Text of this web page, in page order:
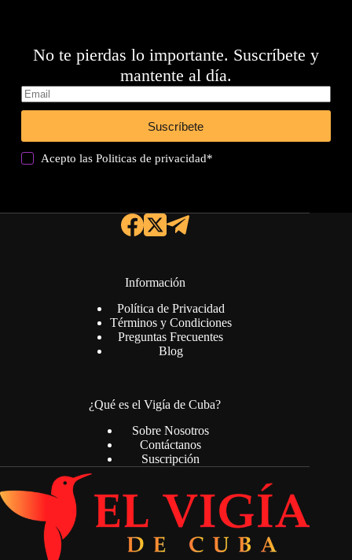
No te pierdas lo importante. Suscríbete y
mantente al día.
Suscríbete
Acepto lasPoliticas de privacidad*
Información
Política de Privacidad
Términos y Condiciones
Preguntas Frecuentes
Blog
¿Qué es el Vigía de Cuba?
Sobre Nosotros
Contáctanos
Suscripción